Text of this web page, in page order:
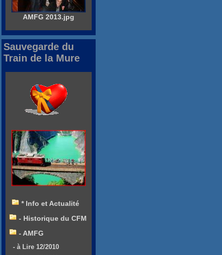
AMFG 2013.jpg
Sauvegarde du
Train de la Mure
* Info et Actualité
- Historique du CFM
- AMFG
- à Lire 12/2010